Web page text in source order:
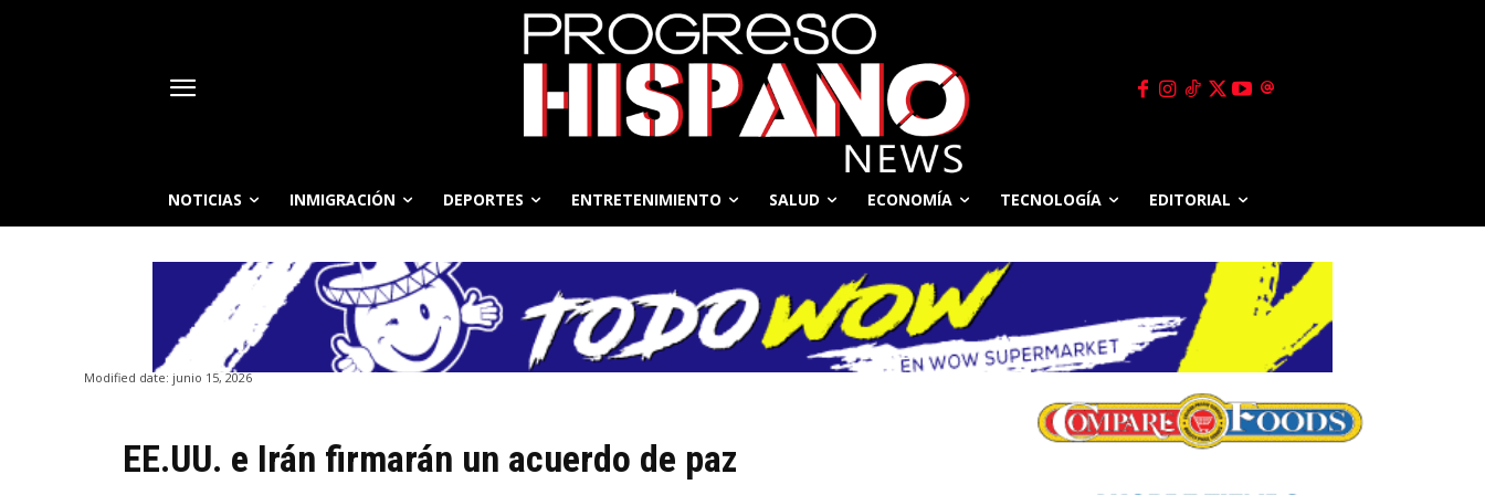
NOTICIAS INMIGRACIÓN DEPORTES ENTRETENIMIENTO SALUD ECONOMÍA TECNOLOGÍA EDITORIAL
Modified date: junio 15, 2026
EE.UU. e Irán firmarán un acuerdo de paz